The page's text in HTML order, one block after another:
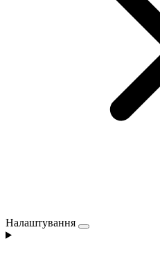
Налаштування